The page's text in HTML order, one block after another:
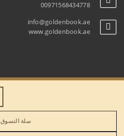
00971568434778
info@goldenbook.ae
www.goldenbook.ae
سلة التسوق